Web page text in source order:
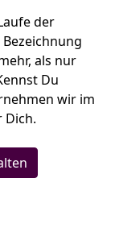
der
als nur
Du
wir im
Dich.